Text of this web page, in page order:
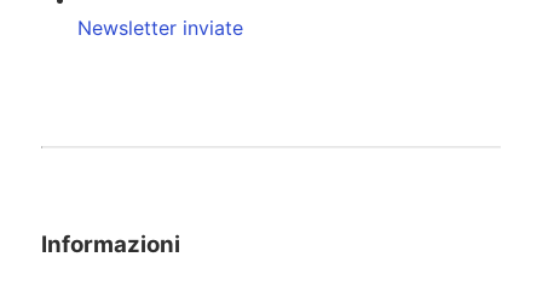
Newsletter inviate
Informazioni